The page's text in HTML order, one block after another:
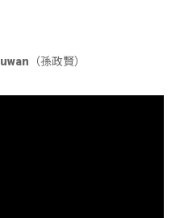
（孫政賢）